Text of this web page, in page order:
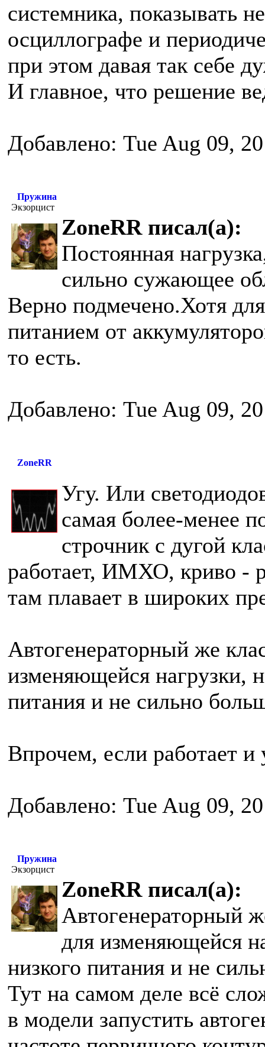
системника, показывать
осциллографе и
при этом давая так себе
И главное, что решение
Добавлено: Tue Aug 09,
Пружина
Экзорцист
ZoneRR писал(а):
Постоянная
сильно сужающее
Верно подмечено.Хотя
питанием от
то есть.
Добавлено: Tue Aug 09,
ZoneRR
Угу. Или
самая более-менее
строчник с дугой
работает, ИМХО, криво -
там плавает в широких
Автогенераторный же
изменяющейся нагрузки,
питания и не сильно
Впрочем, если работает
Добавлено: Tue Aug 09,
Пружина
Экзорцист
ZoneRR писал(а):
Автогенераторный
для изменяющейся
низкого питания и не
Тут на самом деле всё
в модели запустить